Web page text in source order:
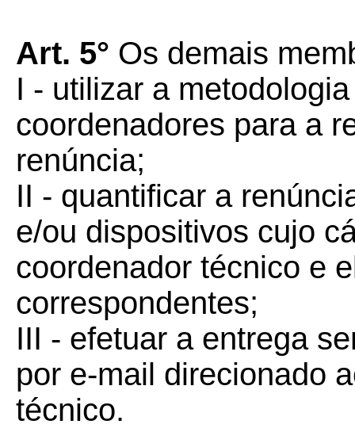
Art. 5° Os demais
I - utilizar a
coordenadores para a
renúncia;
II - quantificar a
e/ou dispositivos cujo
coordenador técnico e
correspondentes;
III - efetuar a entrega
por e-mail direcionado
técnico.